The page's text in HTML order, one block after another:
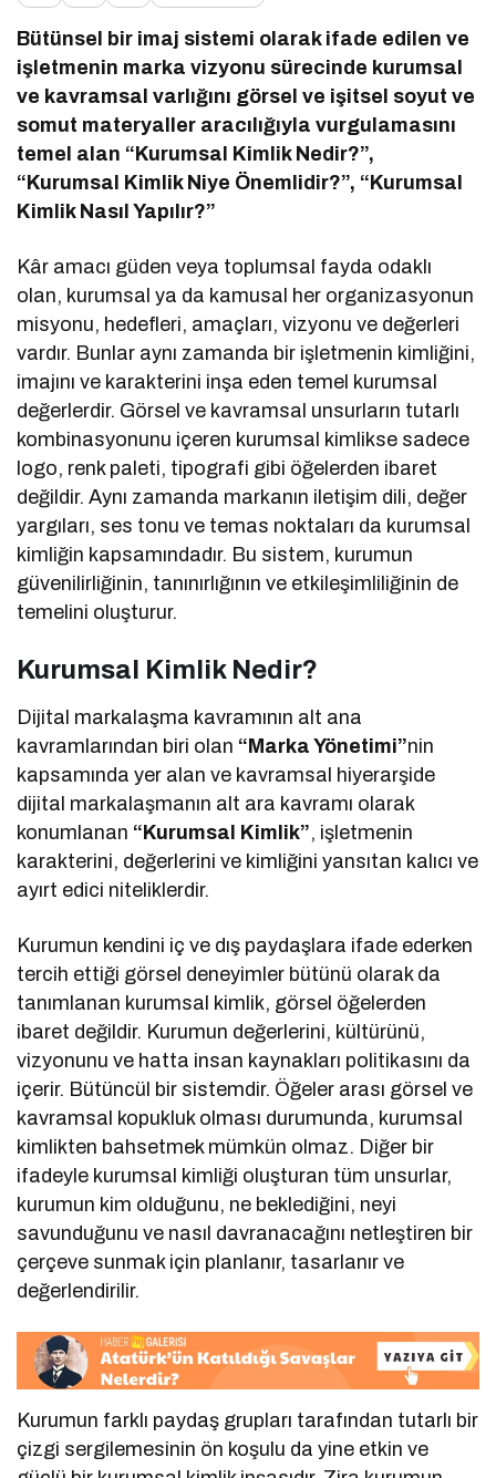
Bütünsel bir imaj sistemi olarak ifade edilen ve
işletmenin marka vizyonu sürecinde kurumsal
ve kavramsal varlığını görsel ve işitsel soyut ve
somut materyaller aracılığıyla vurgulamasını
temel alan “Kurumsal Kimlik Nedir?”,
“Kurumsal Kimlik Niye Önemlidir?”, “Kurumsal
Kimlik Nasıl Yapılır?”
Kâr amacı güden veya toplumsal fayda odaklı
olan, kurumsal ya da kamusal her organizasyonun
misyonu, hedefleri, amaçları, vizyonu ve değerleri
vardır. Bunlar aynı zamanda bir işletmenin kimliğini,
imajını ve karakterini inşa eden temel kurumsal
değerlerdir. Görsel ve kavramsal unsurların tutarlı
kombinasyonunu içeren kurumsal kimlikse sadece
logo, renk paleti, tipografi gibi öğelerden ibaret
değildir. Aynı zamanda markanın iletişim dili, değer
yargıları, ses tonu ve temas noktaları da kurumsal
kimliğin kapsamındadır. Bu sistem, kurumun
güvenilirliğinin, tanınırlığının ve etkileşimliliğinin de
temelini oluşturur.
Kurumsal Kimlik Nedir?
Dijital markalaşma kavramının alt ana
kavramlarından biri olan “Marka Yönetimi”nin
kapsamında yer alan ve kavramsal hiyerarşide
dijital markalaşmanın alt ara kavramı olarak
konumlanan “Kurumsal Kimlik”, işletmenin
karakterini, değerlerini ve kimliğini yansıtan kalıcı ve
ayırt edici niteliklerdir.
Kurumun kendini iç ve dış paydaşlara ifade ederken
tercih ettiği görsel deneyimler bütünü olarak da
tanımlanan kurumsal kimlik, görsel öğelerden
ibaret değildir. Kurumun değerlerini, kültürünü,
vizyonunu ve hatta insan kaynakları politikasını da
içerir. Bütüncül bir sistemdir. Öğeler arası görsel ve
kavramsal kopukluk olması durumunda, kurumsal
kimlikten bahsetmek mümkün olmaz. Diğer bir
ifadeyle kurumsal kimliği oluşturan tüm unsurlar,
kurumun kim olduğunu, ne beklediğini, neyi
savunduğunu ve nasıl davranacağını netleştiren bir
çerçeve sunmak için planlanır, tasarlanır ve
değerlendirilir.
Kurumun farklı paydaş grupları tarafından tutarlı bir
çizgi sergilemesinin ön koşulu da yine etkin ve